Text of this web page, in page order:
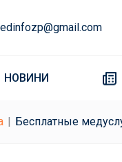
НОВИНИ
Бесплатные